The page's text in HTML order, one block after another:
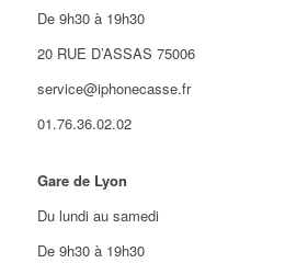
De 9h30 à 19h30
20 RUE D’ASSAS 75006
service@iphonecasse.fr
01.76.36.02.02
Gare de Lyon
Du lundi au samedi
De 9h30 à 19h30